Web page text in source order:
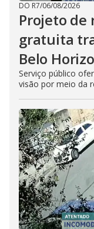
DO R7/06/08/2026
Projeto de
gratuita
Belo
Serviço público
visão por meio da